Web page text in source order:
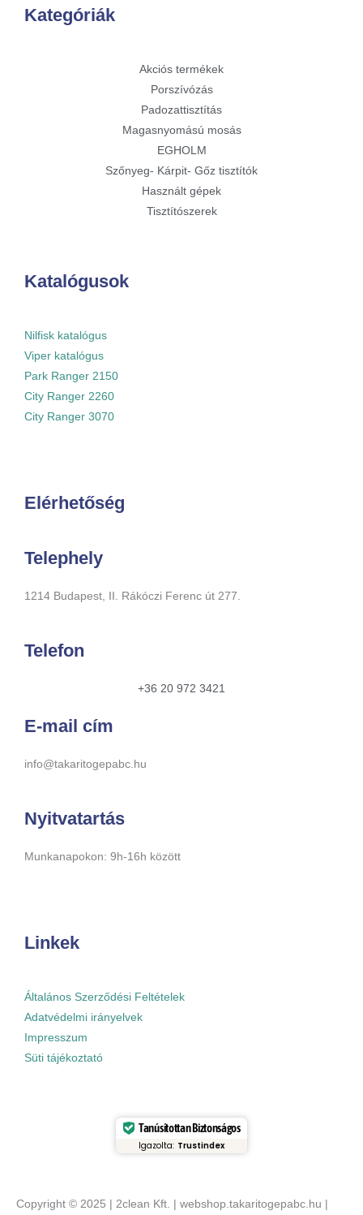
Kategóriák
Akciós termékek
Porszívózás
Padozattisztítás
Magasnyomású mosás
EGHOLM
Szőnyeg- Kárpit- Gőz tisztítók
Használt gépek
Tisztítószerek
Katalógusok
Nilfisk katalógus
Viper katalógus
Park Ranger 2150
City Ranger 2260
City Ranger 3070
Elérhetőség
Telephely
1214 Budapest, II. Rákóczi Ferenc út 277.
Telefon
+36 20 972 3421
E-mail cím
info@takaritogepabc.hu
Nyitvatartás
Munkanapokon: 9h-16h között
Linkek
Általános Szerződési Feltételek
Adatvédelmi irányelvek
Impresszum
Süti tájékoztató
Tanúsítottan Biztonságos
Igazolta: Trustindex
Copyright © 2025 | 2clean Kft. | webshop.takaritogepabc.hu |